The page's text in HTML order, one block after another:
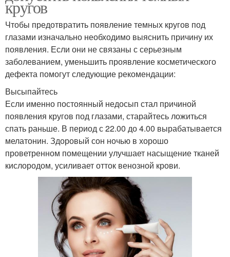
кругов
Чтобы предотвратить появление темных кругов под
глазами изначально необходимо выяснить причину их
появления. Если они не связаны с серьезным
заболеванием, уменьшить проявление косметического
дефекта помогут следующие рекомендации:
Высыпайтесь
Если именно постоянный недосып стал причиной
появления кругов под глазами, старайтесь ложиться
спать раньше. В период с 22.00 до 4.00 вырабатывается
мелатонин. Здоровый сон ночью в хорошо
проветренном помещении улучшает насыщение тканей
кислородом, усиливает отток венозной крови.